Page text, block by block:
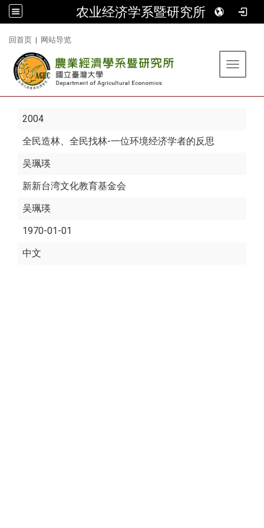
农业经济学系暨研究所
回首页 | 网站导览
Toggle
2004
全民造林、全民找林-一位环境经济学者的反思
吴珮瑛
新新台湾文化教育基金会
吴珮瑛
1970-01-01
中文